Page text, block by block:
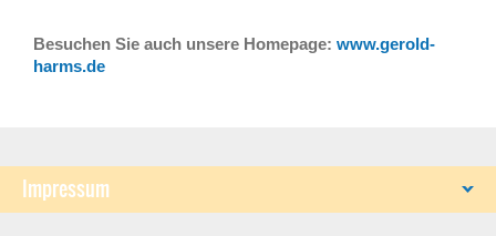
Besuchen Sie auch unsere Homepage: www.gerold-
harms.de
Impressum